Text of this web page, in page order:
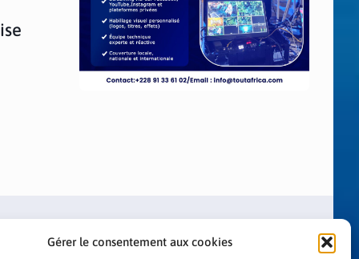
Gérer le consentement aux cookies